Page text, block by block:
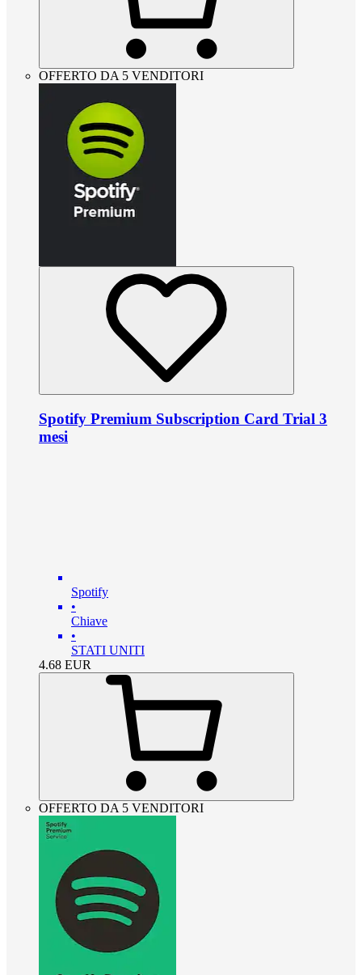
OFFERTO DA 5 VENDITORI
Spotify Premium Subscription Card Trial 3
mesi
Spotify
•
Chiave
•
STATI UNITI
4.68 EUR
OFFERTO DA 5 VENDITORI